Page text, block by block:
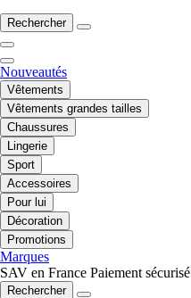
Rechercher
Nouveautés
Vêtements
Vêtements grandes tailles
Chaussures
Lingerie
Sport
Accessoires
Pour lui
Décoration
Promotions
Marques
SAV en France Paiement sécurisé
Rechercher